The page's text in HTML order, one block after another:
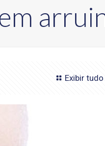
Exibir tudo